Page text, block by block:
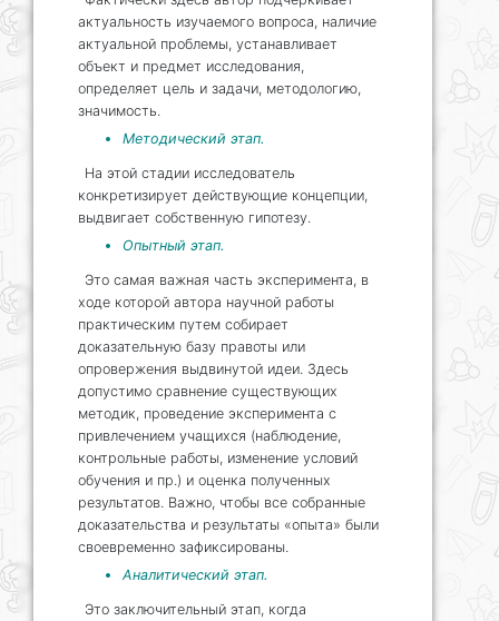
актуальность изучаемого вопроса, наличие
актуальной проблемы, устанавливает
объект и предмет исследования,
определяет цель и задачи, методологию,
значимость.
Методический этап.
На этой стадии исследователь
конкретизирует действующие концепции,
выдвигает собственную гипотезу.
Опытный этап.
Это самая важная часть эксперимента, в
ходе которой автора научной работы
практическим путем собирает
доказательную базу правоты или
опровержения выдвинутой идеи. Здесь
допустимо сравнение существующих
методик, проведение эксперимента с
привлечением учащихся (наблюдение,
контрольные работы, изменение условий
обучения и пр.) и оценка полученных
результатов. Важно, чтобы все собранные
доказательства и результаты «опыта» были
своевременно зафиксированы.
Аналитический этап.
Это заключительный этап, когда